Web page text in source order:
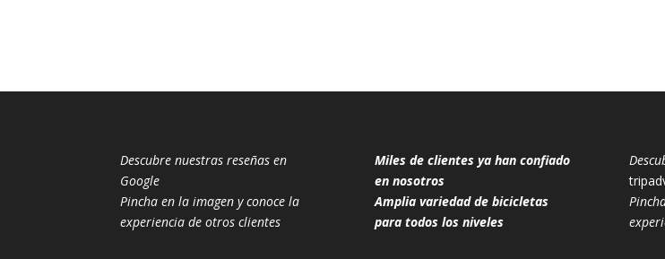
Descubre nuestras reseñas en
Google
Pincha en la imagen y conoce la
experiencia de otros clientes
Miles de clientes ya han confiado
en nosotros
Amplia variedad de bicicletas
para todos los niveles